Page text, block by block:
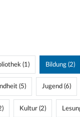
(1) Bildung (2)
(5) Jugend (6)
Kultur (2)